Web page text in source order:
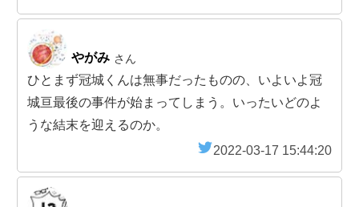
やがみ さん
ひとまず冠城くんは無事だったものの、いよいよ冠
城亘最後の事件が始まってしまう。いったいどのよ
うな結末を迎えるのか。
2022-03-17 15:44:20